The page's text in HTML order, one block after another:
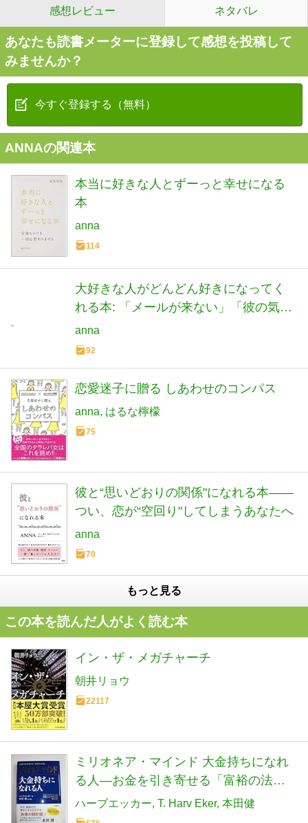
感想レビュー ネタバレ
あなたも読書メーターに登録して感想を投稿して
みませんか？
今すぐ登録する（無料）
ANNAの関連本
本当に好きな人とずーっと幸せになる
本
anna
114
大好きな人がどんどん好きになってく
れる本: 「メールが来ない」「彼の気持
ちがわからない」「距離が縮まらな
い」あなたへ
anna
92
恋愛迷子に贈る しあわせのコンパス
anna はるな檸檬
彼と“思いどおりの関係"になれる本――
つい、恋が“空回り"してしまうあなたへ
anna
もっと見る
この本を読んだ人がよく読む本
イン・ザ・メガチャーチ
朝井リョウ
ミリオネア・マインド 大金持ちになれ
る人―お金を引き寄せる「富裕の法
則」
ハーブエッカー T. Harv Eker 本田健